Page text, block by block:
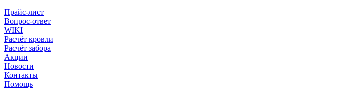
Прайс-лист
Вопрос-ответ
WIKI
Расчёт кровли
Расчёт забора
Акции
Новости
Контакты
Помощь